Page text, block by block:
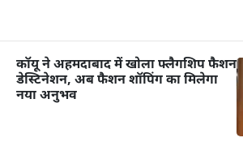
कॉयू ने अहमदाबाद में खोला फ्लैगशिप फैशन
डेस्टिनेशन, अब फैशन शॉपिंग का मिलेगा
नया अनुभव